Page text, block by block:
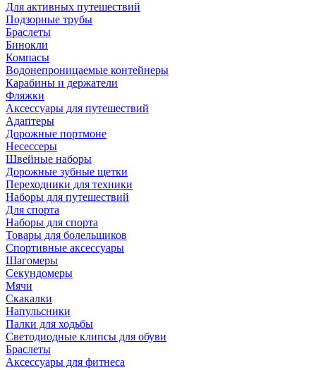
Для активных путешествий
Подзорные трубы
Браслеты
Бинокли
Компасы
Водонепроницаемые контейнеры
Карабины и держатели
Фляжки
Аксессуары для путешествий
Адаптеры
Дорожные портмоне
Несессеры
Швейные наборы
Дорожные зубные щетки
Переходники для техники
Наборы для путешествий
Для спорта
Наборы для спорта
Товары для болельщиков
Спортивные аксессуары
Шагомеры
Секундомеры
Мячи
Скакалки
Напульсники
Палки для ходьбы
Светодиодные клипсы для обуви
Браслеты
Аксессуары для фитнеса